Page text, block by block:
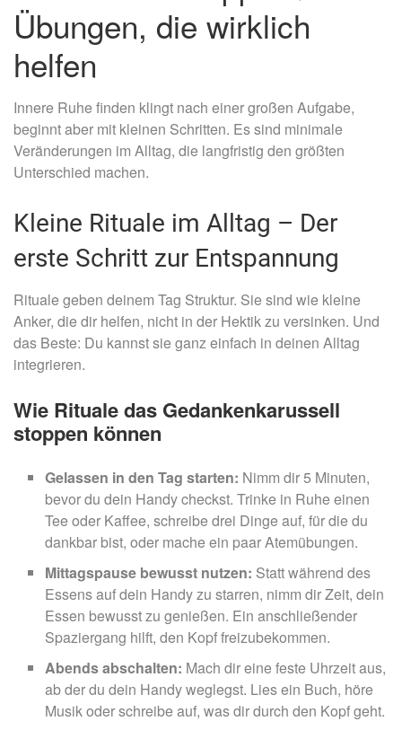
Übungen, die wirklich
helfen
Innere Ruhe finden klingt nach einer großen Aufgabe,
beginnt aber mit kleinen Schritten. Es sind minimale
Veränderungen im Alltag, die langfristig den größten
Unterschied machen.
Kleine Rituale im Alltag – Der
erste Schritt zur Entspannung
Rituale geben deinem Tag Struktur. Sie sind wie kleine
Anker, die dir helfen, nicht in der Hektik zu versinken. Und
das Beste: Du kannst sie ganz einfach in deinen Alltag
integrieren.
Wie Rituale das Gedankenkarussell
stoppen können
Gelassen in den Tag starten: Nimm dir 5 Minuten,
bevor du dein Handy checkst. Trinke in Ruhe einen
Tee oder Kaffee, schreibe drei Dinge auf, für die du
dankbar bist, oder mache ein paar Atemübungen.
Mittagspause bewusst nutzen: Statt während des
Essens auf dein Handy zu starren, nimm dir Zeit, dein
Essen bewusst zu genießen. Ein anschließender
Spaziergang hilft, den Kopf freizubekommen.
Abends abschalten: Mach dir eine feste Uhrzeit aus,
ab der du dein Handy weglegst. Lies ein Buch, höre
Musik oder schreibe auf, was dir durch den Kopf geht.